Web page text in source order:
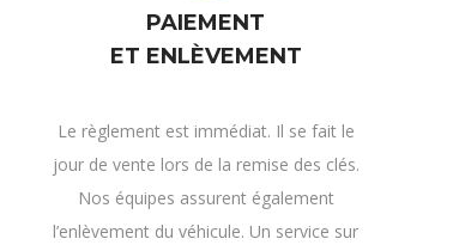
PAIEMENT
ET ENLÈVEMENT
Le règlement est immédiat. Il se fait le
jour de vente lors de la remise des clés.
Nos équipes assurent également
l’enlèvement du véhicule. Un service sur